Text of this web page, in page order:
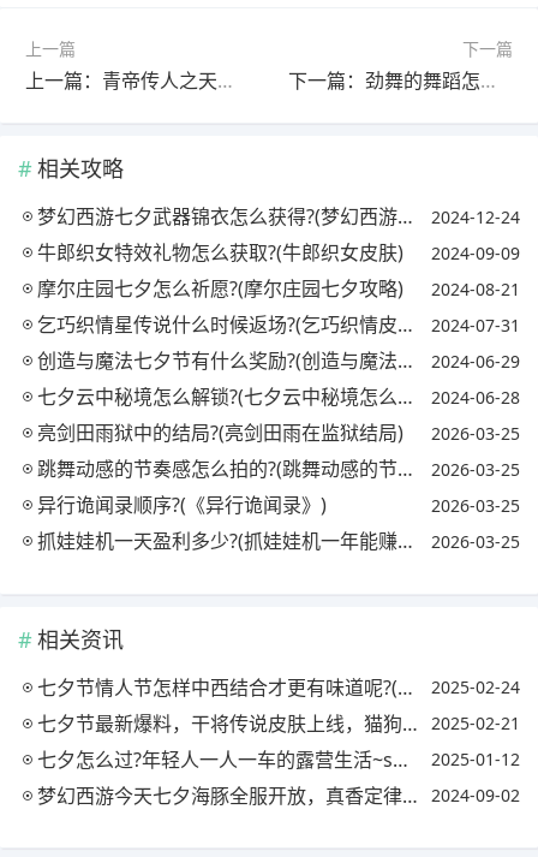
上一篇
上一篇：青帝传人之天帝，谁看过?(青帝传人之天帝,谁看过小说)
下一篇
下一篇：劲舞的舞蹈怎么样?(劲舞的舞蹈怎么样好看)
相关攻略
梦幻西游七夕武器锦衣怎么获得?(梦幻西游七夕武器锦衣怎么获得视频) 2024-12-24
牛郎织女特效礼物怎么获取?(牛郎织女皮肤) 2024-09-09
摩尔庄园七夕怎么祈愿?(摩尔庄园七夕攻略) 2024-08-21
乞巧织情星传说什么时候返场?(乞巧织情皮肤怎么获得) 2024-07-31
创造与魔法七夕节有什么奖励?(创造与魔法七夕节有什么奖励嘛) 2024-06-29
七夕云中秘境怎么解锁?(七夕云中秘境怎么解锁不了) 2024-06-28
亮剑田雨狱中的结局?(亮剑田雨在监狱结局) 2026-03-25
跳舞动感的节奏感怎么拍的?(跳舞动感的节奏感怎么拍的视频) 2026-03-25
异行诡闻录顺序?(《异行诡闻录》) 2026-03-25
抓娃娃机一天盈利多少?(抓娃娃机一年能赚多少钱) 2026-03-25
相关资讯
七夕节情人节怎样中西结合才更有味道呢?(中西情人节对比) 2025-02-24
七夕节最新爆料，干将传说皮肤上线，猫狗天使星元推出，五个bug修复，你觉得如何? 2025-02-21
七夕怎么过?年轻人一人一车的露营生活~solo camping它不香吗?(一个人去露营,要注意什么) 2025-01-12
梦幻西游今天七夕海豚全服开放，真香定律再现，你花了多少钱才抽中的? 2024-09-02